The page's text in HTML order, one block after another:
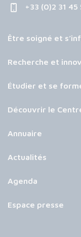
+33 (0)2 31 45
Être soigné et
Recherche et
Étudier et se
Découvrir le
Annuaire
Actualités
Agenda
Espace presse